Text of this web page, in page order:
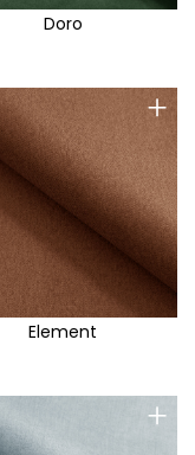
Doro
+
Element
+